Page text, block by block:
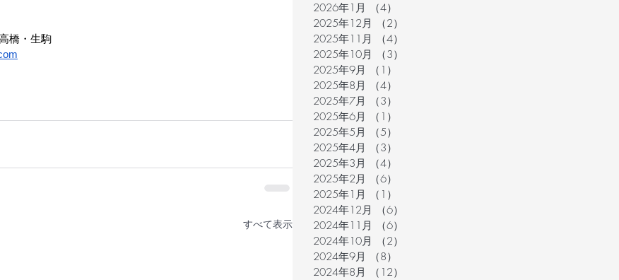
橋・生駒
すべて表示
2026年1月
（4）
2025年12月
（2）
2025年11月
（4）
2025年10月
（3）
2025年9月
（1）
2025年8月
（4）
2025年7月
（3）
2025年6月
（1）
2025年5月
（5）
2025年4月
（3）
2025年3月
（4）
2025年2月
（6）
2025年1月
（1）
2024年12月
（6）
2024年11月
（6）
2024年10月
（2）
2024年9月
（8）
2024年8月
（12）